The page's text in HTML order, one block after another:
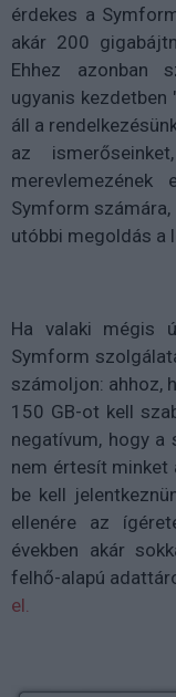
érdekes a
akár 200
Ehhez azonban
ugyanis kezdetben
áll a
az
Symform
utóbbi megoldás a
Ha valaki mégis
Symform
számoljon: ahhoz,
150 GB-ot kell
negatívum, hogy a
nem értesít minket
be kell
ellenére az
években akár
felhő-alapú
el.